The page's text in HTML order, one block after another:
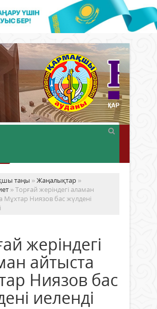
таңы »Жаңалықтар »
» Торғай жеріндегі аламан
Мұхтар Ниязов бас жүлдені
жеріндегі
айтыста
Ниязов бас
иеленді